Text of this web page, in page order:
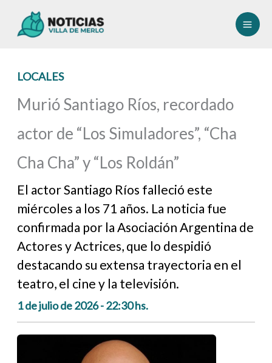
LOCALES
Murió Santiago Ríos, recordado
actor de “Los Simuladores”, “Cha
Cha Cha” y “Los Roldán”
El actor Santiago Ríos falleció este
miércoles a los 71 años. La noticia fue
confirmada por la Asociación Argentina de
Actores y Actrices, que lo despidió
destacando su extensa trayectoria en el
teatro, el cine y la televisión.
1 de julio de 2026 - 22:30 hs.